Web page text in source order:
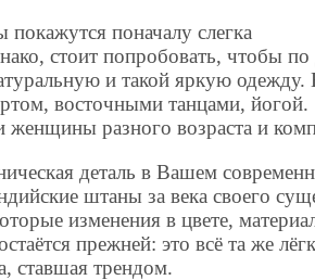
покажутся поначалу слегка
стоит попробовать, чтобы
и такой яркую
восточными танцами,
разного возраста и
деталь в Вашем
штаны за века своего
изменения в цвете,
прежней: это всё та же
ставшая трендом.